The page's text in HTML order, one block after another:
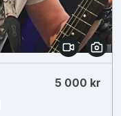
5 000 kr